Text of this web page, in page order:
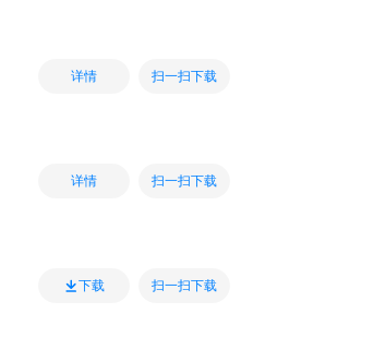
详情 扫一扫下载
详情 扫一扫下载
下载 扫一扫下载